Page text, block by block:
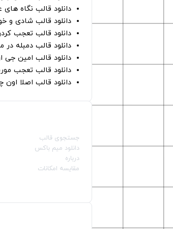
دانلود قالب نگاه
دانلود قالب شادی و
دانلود قالب تعجب
دانلود قالب دمبله در
دانلود قالب امین جی
دانلود قالب تعجب
دانلود قالب اصلا اون
جستجوی قالب
دانلود میم باکس
درباره
مقایسه امکانات